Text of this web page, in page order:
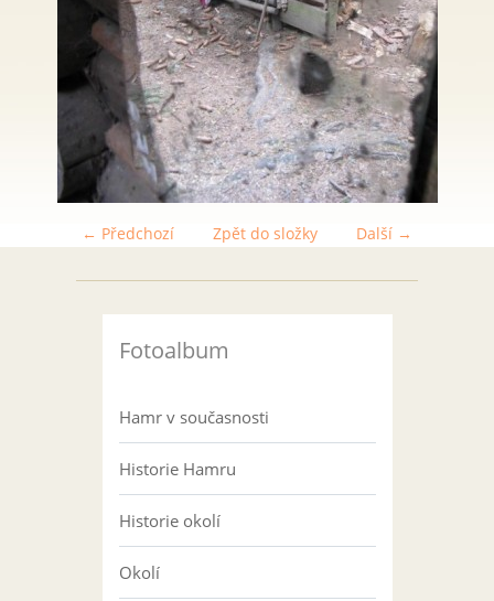
← Předchozí Další →
Zpět do složky
Fotoalbum
Hamr v současnosti
Historie Hamru
Historie okolí
Okolí